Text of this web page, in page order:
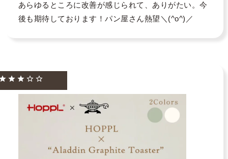
あらゆるところに改善が感じられて、ありがたい。今
後も期待しております！パン屋さん熱望＼(^o^)／